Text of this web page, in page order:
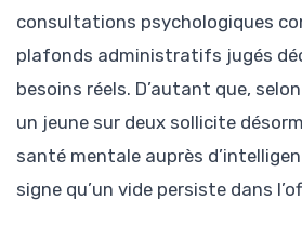
consultations psychologiques
plafonds administratifs jugés
besoins réels. D’autant que,
un jeune sur deux sollicite
santé mentale auprès
signe qu’un vide persiste dans